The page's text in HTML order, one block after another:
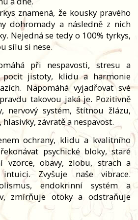
znamená, že kousky pravého
dohromady a následně z nich
Nejedná se tedy o 100% tyrkys,
sílu si nese.
při nespavosti, stresu a
pocit jistoty, klidu a harmonie
Napomáhá vyjadřovat své
takovou jaká je. Pozitivně
nervový systém, štítnou žlázu,
závratě a nespavost.
ochrany, klidu a kvalitního
psychické bloky, staré
vzorce, obavy, zlobu, strach a
Zvyšuje naše vibrace.
endokrinní systém a
zmírňuje otoky a odstraňuje